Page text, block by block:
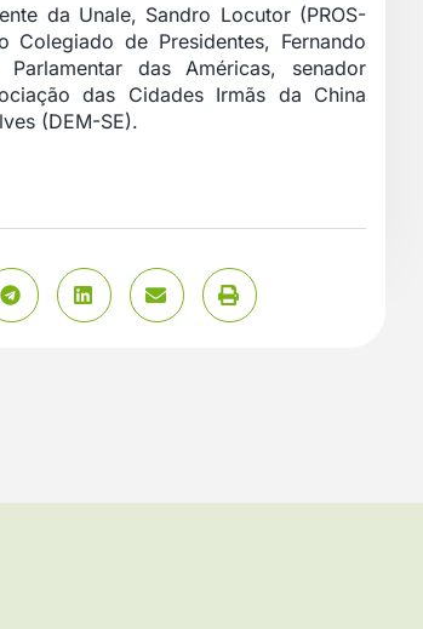
da Unale, Sandro Locutor (PROS-
de Presidentes, Fernando
das Américas, senador
das Cidades Irmãs da China
(DEM-SE).